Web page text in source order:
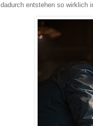
dadurch entstehen so wirklich